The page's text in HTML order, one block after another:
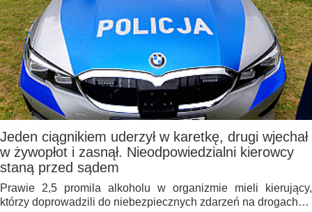
Jeden ciągnikiem uderzył w karetkę, drugi wjechał
w żywopłot i zasnął. Nieodpowiedzialni kierowcy
staną przed sądem
Prawie 2,5 promila alkoholu w organizmie mieli kierujący,
którzy doprowadzili do niebezpiecznych zdarzeń na drogach…